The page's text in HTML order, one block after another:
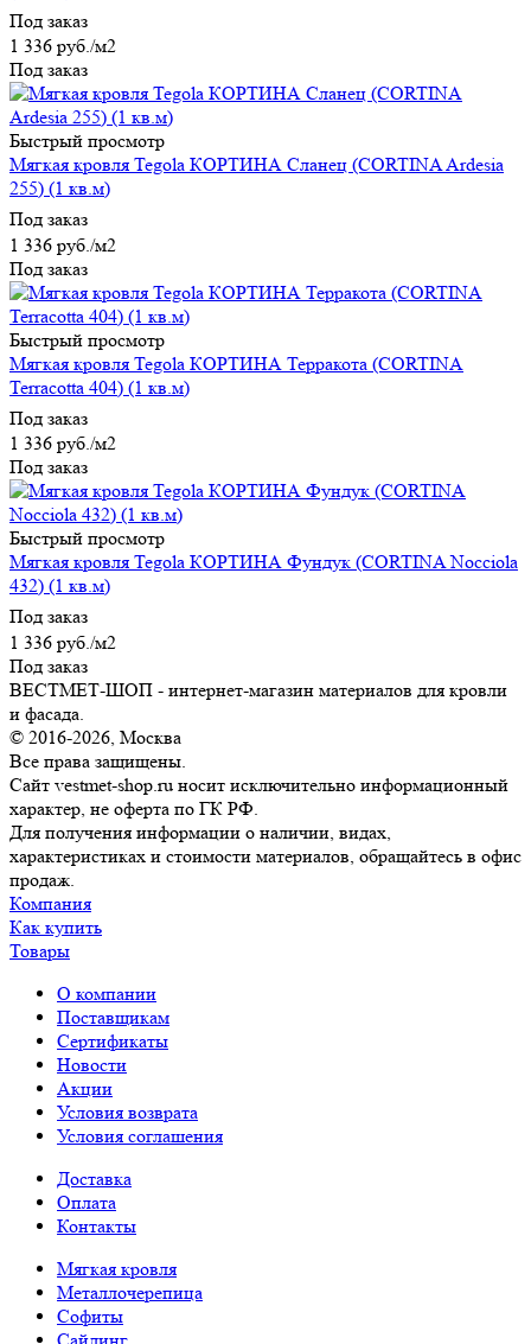
Под заказ
1 336 руб./м2
Под заказ
Быстрый просмотр
Мягкая кровля Tegola КОРТИНА Сланец (CORTINA Ardesia
255) (1 кв.м)
Под заказ
1 336 руб. /м2
Под заказ
Быстрый просмотр
Мягкая кровля Tegola КОРТИНА Терракота (CORTINA
Terracotta 404) (1 кв.м)
Под заказ
1 336 руб./м2
Под заказ
Быстрый просмотр
Мягкая кровля Tegola КОРТИНА Фундук (CORTINA Nocciola
432) (1 кв.м)
Под заказ
1 336 руб. /м2
Под заказ
ВЕСТМЕТ-ШОП - интернет-магазин материалов для кровли
и фасада.
© 2016-2026, Москва
Все права защищены.
Сайт vestmet-shop.ru носит исключительно информационный
характер, не оферта по ГК РФ.
Для получения информации о наличии, видах,
характеристиках и стоимости материалов, обращайтесь в офис
продаж.
Компания
Как купить
Товары
О компании
Поставщикам
Сертификаты
Новости
Акции
Условия возврата
Условия соглашения
Доставка
Оплата
Контакты
Мягкая кровля
Металлочерепица
Софиты
Сайдинг